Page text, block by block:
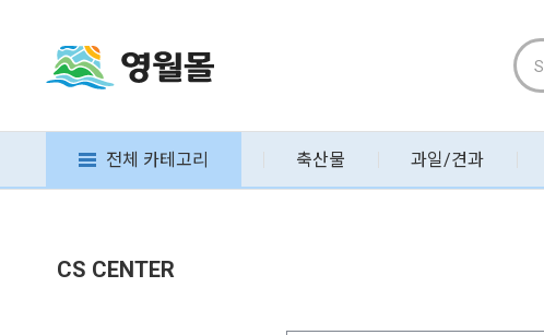
전체 카테고리 축산물 과일/견과
CS CENTER